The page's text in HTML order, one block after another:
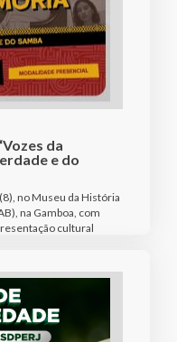
da
e do
no Museu da História
na Gamboa, com
cultural